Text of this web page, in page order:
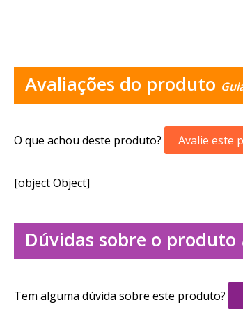
Avaliações do produto
O que achou deste produto? Avalie este
[object Object]
Dúvidas sobre o produto
Tem alguma dúvida sobre este produto?